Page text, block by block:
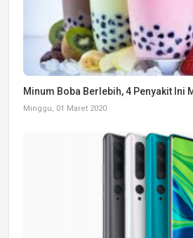
Minum Boba Berlebih, 4 Penyakit Ini
Minggu, 01 Maret 2020